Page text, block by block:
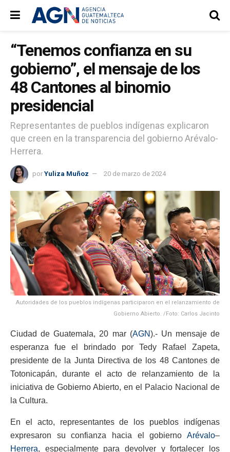
“Tenemos confianza en su
gobierno”, el mensaje de los
48 Cantones al binomio
presidencial
Representantes de pueblos indígenas explicaron
que creen en la transparencia del gobierno Arévalo-
Herrera.
por Yuliza Muñoz 20 de marzo de 2024
Autoridades de los pueblos indígenas participaron en el relanzamiento de
Gobierno Abierto. /Foto: Carlos Jacinto
Ciudad de Guatemala, 20 mar (AGN).- Un mensaje de
esperanza fue el brindado por Tedy Rafael Zapeta,
presidente de la Junta Directiva de los 48 Cantones de
Totonicapán, durante el acto de relanzamiento de la
iniciativa de Gobierno Abierto, en el Palacio Nacional de
la Cultura.
En el acto, representantes de los pueblos indígenas
expresaron su confianza hacia el gobierno Arévalo–
Herrera, especialmente para devolver y fortalecer los